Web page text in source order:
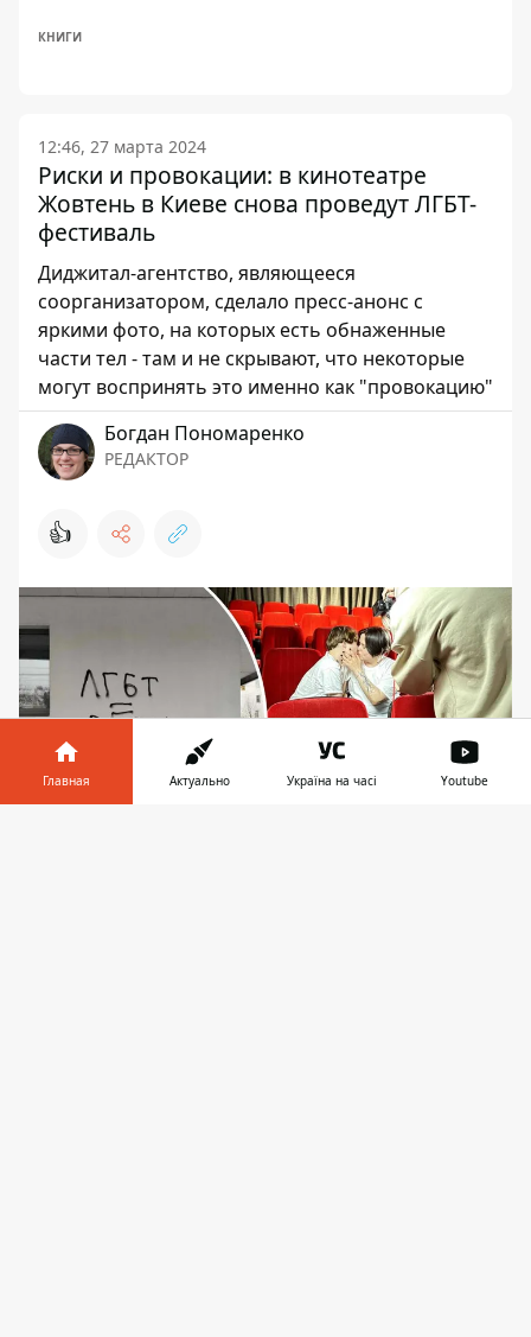
КНИГИ
12:46, 27 марта 2024
Риски и провокации: в кинотеатре
Жовтень в Киеве снова проведут ЛГБТ-
фестиваль
Диджитал-агентство, являющееся
соорганизатором, сделало пресс-анонс с
яркими фото, на которых есть обнаженные
части тел - там и не скрывают, что некоторые
могут воспринять это именно как "провокацию"
Богдан Пономаренко
РЕДАКТОР
👍
Главная Актуально Україна на часі Youtube